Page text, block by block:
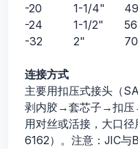
-20
1-1/4"
-24
1-1/2"
-32
2"
连接方式
主要用扣压式接头（
剥内胶→套芯子→扣压
用对丝或活接，大口
6162）。注意：JIC与